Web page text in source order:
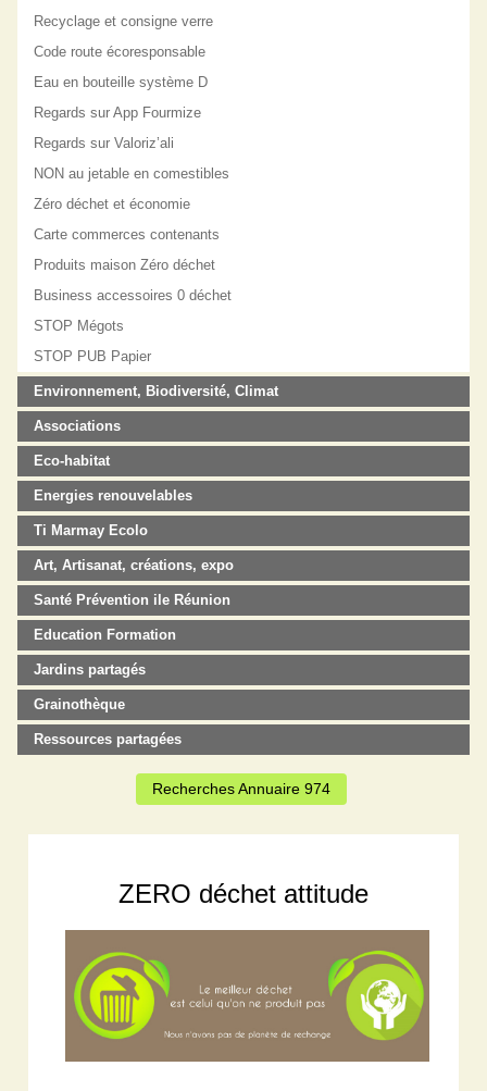
Recyclage et consigne verre
Code route écoresponsable
Eau en bouteille système D
Regards sur App Fourmize
Regards sur Valoriz’ali
NON au jetable en comestibles
Zéro déchet et économie
Carte commerces contenants
Produits maison Zéro déchet
Business accessoires 0 déchet
STOP Mégots
STOP PUB Papier
Environnement, Biodiversité, Climat
Associations
Eco-habitat
Energies renouvelables
Ti Marmay Ecolo
Art, Artisanat, créations, expo
Santé Prévention ile Réunion
Education Formation
Jardins partagés
Grainothèque
Ressources partagées
Recherches Annuaire 974
ZERO déchet attitude